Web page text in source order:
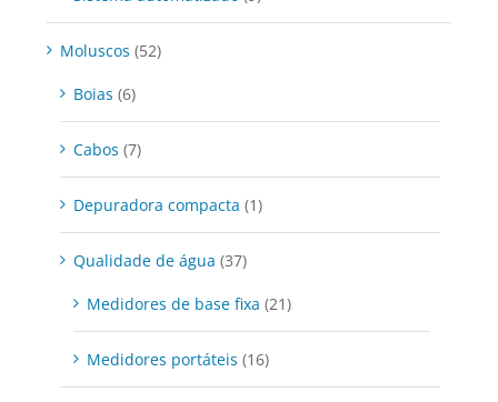
Moluscos (52)
Boias (6)
Cabos (7)
Depuradora compacta (1)
Qualidade de água (37)
Medidores de base fixa (21)
Medidores portáteis (16)